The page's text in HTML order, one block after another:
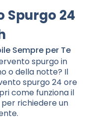
Spurgo 24
Sempre per Te
spurgo in
o della notte? Il
spurgo 24 ore
come funziona il
richiedere un